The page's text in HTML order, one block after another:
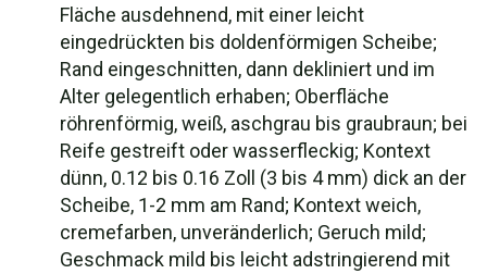
Fläche ausdehnend, mit einer leicht
eingedrückten bis doldenförmigen Scheibe;
Rand eingeschnitten, dann dekliniert und im
Alter gelegentlich erhaben; Oberfläche
röhrenförmig, weiß, aschgrau bis graubraun; bei
Reife gestreift oder wasserfleckig; Kontext
dünn, 0.12 bis 0.16 Zoll (3 bis 4 mm) dick an der
Scheibe, 1-2 mm am Rand; Kontext weich,
cremefarben, unveränderlich; Geruch mild;
Geschmack mild bis leicht adstringierend mit